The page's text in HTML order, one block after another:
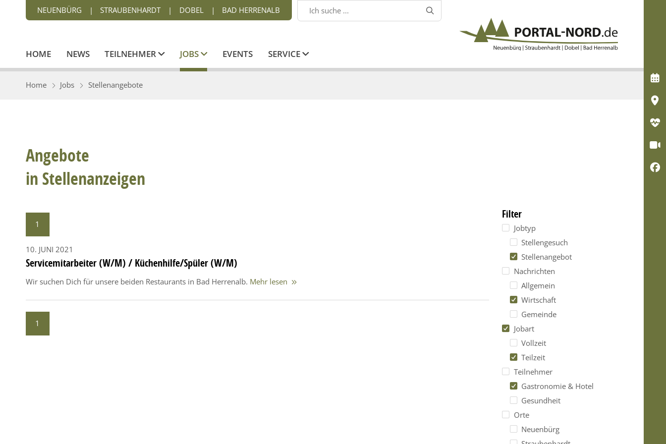
NEUENBÜRG | STRAUBENHARDT | DOBEL | BAD HERRENALB 
HOME NEWS TEILNEHMER JOBS EVENTS SERVICE
Home Jobs Stellenangebote
Angebote
in Stellenanzeigen
Filter
Jobtyp
Stellengesuch
Stellenangebot
Nachrichten
Allgemein
Wirtschaft
Gemeinde
Jobart
Vollzeit
Teilzeit
Teilnehmer
Gastronomie & Hotel
Gesundheit
Orte
Neuenbürg
1
10. JUNI 2021
Servicemitarbeiter (W/M) / Küchenhilfe/Spüler (W/M)
Wir suchen Dich für unsere beiden Restaurants in Bad Herrenalb. Mehr lesen 
1




